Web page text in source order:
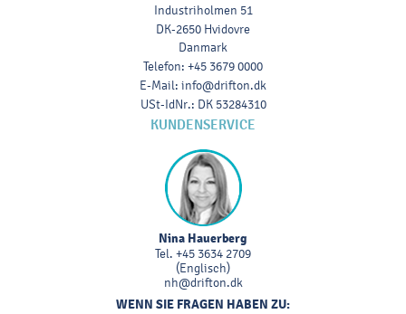
Industriholmen 51
DK-2650 Hvidovre
Danmark
Telefon: +45 3679 0000
E-Mail: info@drifton.dk
USt-IdNr.: DK 53284310
KUNDENSERVICE
Nina Hauerberg
Tel. +45 3634 2709
(Englisch)
nh@drifton.dk
WENN SIE FRAGEN HABEN ZU: